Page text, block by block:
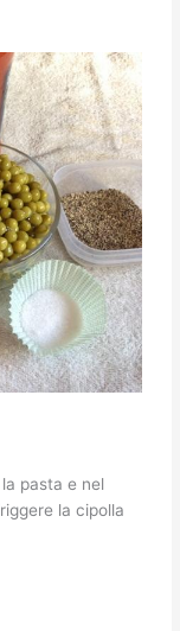
pasta e nel
la cipolla